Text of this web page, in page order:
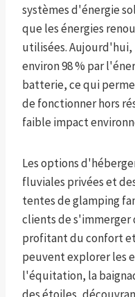
systèmes d'énergie
que les énergies
utilisées.
environ 98 % par
batterie, ce qui
de fonctionner hors
faible impact
Les options
fluviales privées et
tentes de glamping
clients de s'immerger
profitant du confort
peuvent explorer les
l'équitation, la